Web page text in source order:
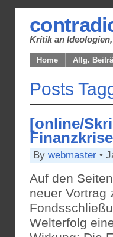
Kritik an
Home Allg.
Posts
[online/
Finanzkrise
By webmaster •
Auf den
neuer Vortrag
Welterfolg